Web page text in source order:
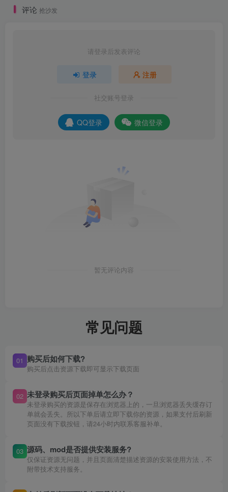
评论 抢沙发
请登录后发表评论
登录 注册
社交账号登录
QQ登录 微信登录
暂无评论内容
常见问题
01 购买后如何下载?
购买后点击资源下载即可显示下载页面
02 未登录购买后页面掉单怎么办？
未登录购买的资源是保存在浏览器上的，一旦浏览器丢失缓存订
单就会丢失。所以下单后请立即下载你的资源，如果支付后刷新
页面没有下载按钮，请24小时内联系客服补单。
03 源码、mod是否提供安装服务?
仅保证资源无问题，并且页面清楚描述资源的安装使用方法，不
附带技术支持服务。